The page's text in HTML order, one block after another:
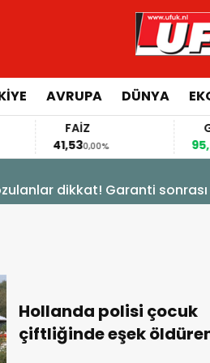
AVRUPA DÜNYA
41,530,00%
95,62
dikkat! Garanti
Hollanda polisi çocuk
çiftliğinde eşek